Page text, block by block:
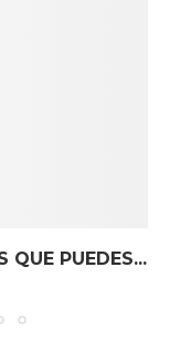
QUE PUEDES...